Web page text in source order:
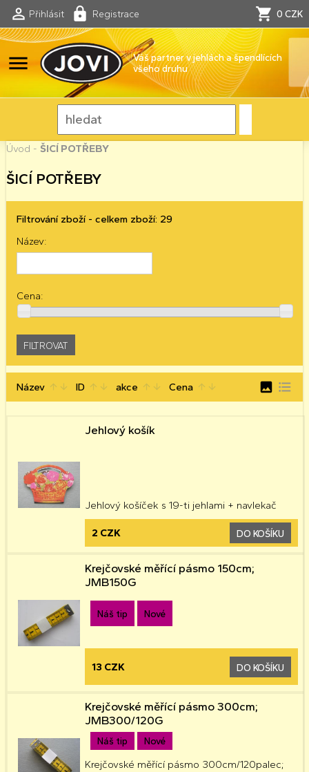
Přihlásit Registrace 0 CZK
menu
Váš partner v jehlách a špendlících
všeho druhu
Úvod - ŠICÍ POTŘEBY
ŠICÍ POTŘEBY
Filtrování zboží - celkem zboží: 29
Název:
Cena:
Název arrow_upward arrow_downward ID arrow_upward arrow_downward akce arrow_upward arrow_downward Cena arrow_upward arrow_downward image format_list_bulleted
Jehlový košík
Jehlový košíček s 19-ti jehlami + navlekač
2 CZK DO KOŠÍKU
Náš tip Nové
Krejčovské měřící pásmo 150cm;
JMB150G
13 CZK DO KOŠÍKU
Náš tip Nové
Krejčovské měřící pásmo 300cm;
JMB300/120G
Krejčovské měřící pásmo 300cm/120palec;